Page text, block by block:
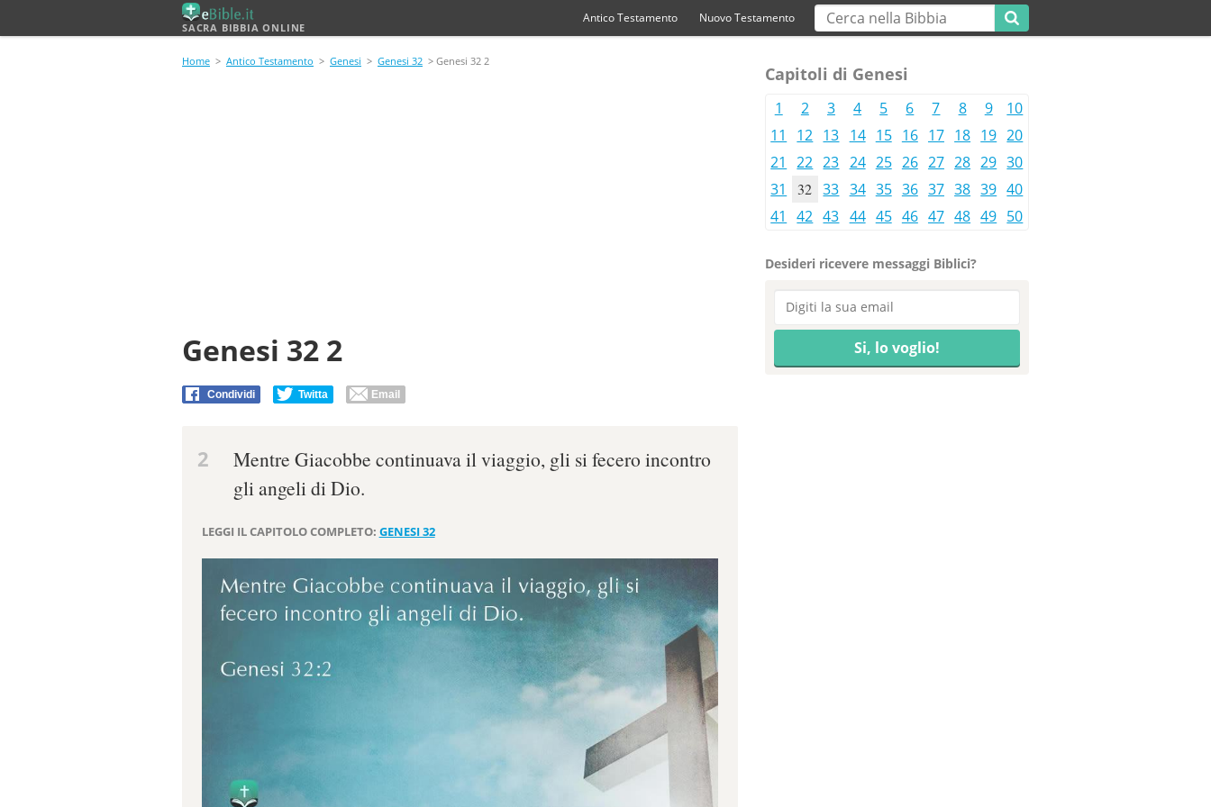
SACRA BIBBIA ONLINE
Antico Testamento Nuovo Testamento
Home > Antico Testamento > Genesi > Genesi 32 > Genesi 32 2
Genesi 32 2
Condividi Twitta Email
2
Mentre Giacobbe continuava il viaggio, gli si fecero incontro
gli angeli di Dio.
LEGGI IL CAPITOLO COMPLETO: GENESI 32
Capitoli di Genesi
1 2 3 4 5 6 7 8 9
10
11
12 13 14 15 16 17 18 19 20
21
22 23 24 25 26 27 28 29 30
31
32 33 34 35 36 37 38 39 40
41
42 43 44 45 46 47 48 49 50
Desideri ricevere messaggi Biblici?